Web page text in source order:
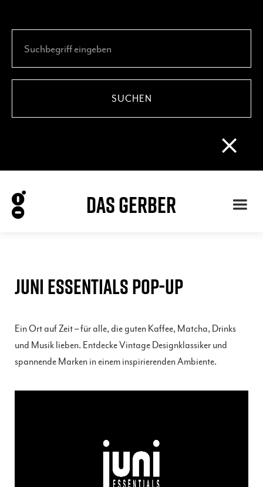
DAS GERBER
JUNI ESSENTIALS POP-UP
Ein Ort auf Zeit – für alle, die guten Kaffee, Matcha, Drinks
und Musik lieben. Entdecke Vintage Designklassiker und
spannende Marken in einem inspirierenden Ambiente.